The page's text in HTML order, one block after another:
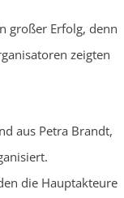
großer Erfolg, denn
zeigten
aus Petra Brandt,
die Hauptakteure